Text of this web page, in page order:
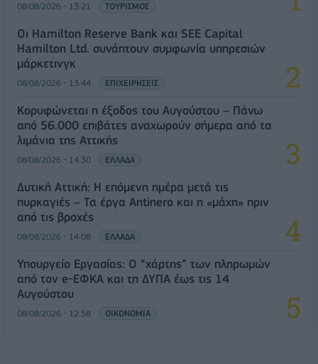
08/08/2026 - 13:21 ΤΟΥΡΙΣΜΟΣ
Οι Hamilton Reserve Bank και SEE Capital
Hamilton Ltd. συνάπτουν συμφωνία υπηρεσιών
μάρκετινγκ
08/08/2026 - 13:44 ΕΠΙΧΕΙΡΗΣΕΙΣ
Κορυφώνεται η έξοδος του Αυγούστου – Πάνω
από 56.000 επιβάτες αναχωρούν σήμερα από τα
λιμάνια της Αττικής
08/08/2026 - 14:30 ΕΛΛΑΔΑ
Δυτική Αττική: Η επόμενη ημέρα μετά τις
πυρκαγιές – Τα έργα Antinero και η «μάχη» πριν
από τις βροχές
08/08/2026 - 14:08 ΕΛΛΑΔΑ
Υπουργείο Εργασίας: Ο “χάρτης” των πληρωμών
από τον e-ΕΦΚΑ και τη ΔΥΠΑ έως τις 14
Αυγούστου
08/08/2026 - 12:58 ΟΙΚΟΝΟΜΙΑ